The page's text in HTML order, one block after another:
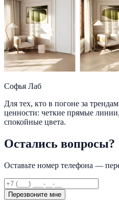
Софья Лаб
Для тех, кто в погоне за
ценности: четкие прямые
спокойные цвета.
Остались вопросы?
Оставьте номер телефона —
Перезвоните мне